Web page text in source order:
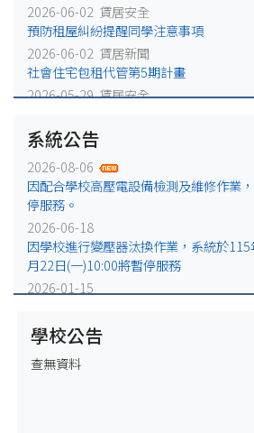
2026-06-02 賃居安全
預防租屋糾紛提醒同學注意事項
2026-06-02 賃居新聞
社會住宅包租代管第5期計畫
2026-05-29 賃居安全
2026-05-25 賃居安全
賃居退租注意事項
2026-05-18 賃居新聞
校外租屋租金補貼宣導公告
系統公告
2026-08-06
因配合學校高壓電設備檢測及維修作業
停服務。
2026-06-18
因學校進行變壓器汰換作業，系統於
月22日(一)10:00將暫停服務
2026-01-15
(五)17:00-1月19日(一)10:00將暫停服務
2025-12-31
因配合學校電力設備緊急維修作業，系統
學校公告
查無資料